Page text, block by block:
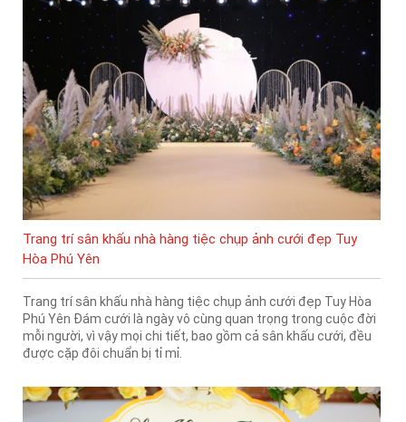
Trang trí sân khấu nhà hàng tiệc chụp ảnh cưới đẹp Tuy
Hòa Phú Yên
Trang trí sân khấu nhà hàng tiệc chụp ảnh cưới đẹp Tuy Hòa
Phú Yên Đám cưới là ngày vô cùng quan trọng trong cuộc đời
mỗi người, vì vậy mọi chi tiết, bao gồm cả sân khấu cưới, đều
được cặp đôi chuẩn bị tỉ mỉ.